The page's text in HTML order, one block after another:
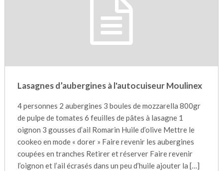
Lasagnes d’aubergines à l'autocuiseur Moulinex
4 personnes 2 aubergines 3 boules de mozzarella 800gr
de pulpe de tomates 6 feuilles de pâtes à lasagne 1
oignon 3 gousses d’ail Romarin Huile d’olive Mettre le
cookeo en mode « dorer » Faire revenir les aubergines
coupées en tranches Retirer et réserver Faire revenir
l’oignon et l’ail écrasés dans un peu d’huile ajouter la […]